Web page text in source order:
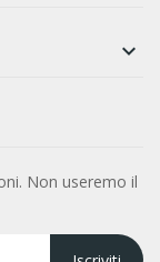

Non useremo il